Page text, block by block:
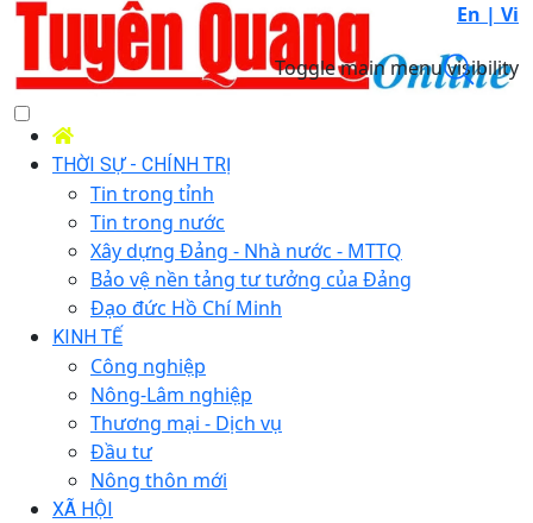
En | Vi
Toggle main menu visibility
THỜI SỰ - CHÍNH TRỊ
Tin trong tỉnh
Tin trong nước
Xây dựng Đảng - Nhà nước - MTTQ
Bảo vệ nền tảng tư tưởng của Đảng
Đạo đức Hồ Chí Minh
KINH TẾ
Công nghiệp
Nông-Lâm nghiệp
Thương mại - Dịch vụ
Đầu tư
Nông thôn mới
XÃ HỘI